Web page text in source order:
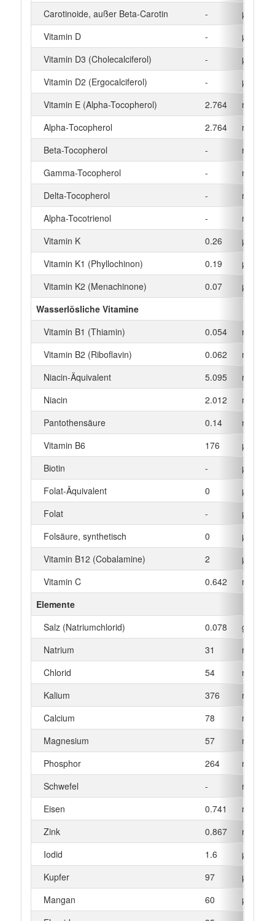
Carotinoide, außer Beta-Carotin
-
µg
Vitamin D
-
µg
Vitamin D3 (Cholecalciferol)
-
µg
Vitamin D2 (Ergocalciferol)
-
µg
Vitamin E (Alpha-Tocopherol)
2.764
mg
Alpha‑Tocopherol
2.764
mg
Beta-Tocopherol
-
mg
Gamma-Tocopherol
-
mg
Delta-Tocopherol
-
mg
Alpha-Tocotrienol
-
mg
Vitamin K
0.26
µg
Vitamin K1 (Phyllochinon)
0.19
µg
Vitamin K2 (Menachinone)
0.07
µg
Wasserlösliche Vitamine
Vitamin B1 (Thiamin)
0.054
mg
Vitamin B2 (Riboflavin)
0.062
mg
Niacin-Äquivalent
5.095
mg
Niacin
2.012
mg
Pantothensäure
0.14
mg
Vitamin B6
176
µg
Biotin
-
µg
Folat-Äquivalent
0
µg
Folat
-
µg
Folsäure, synthetisch
0
µg
Vitamin B12 (Cobalamine)
2
µg
Vitamin C
0.642
mg
Elemente
Salz (Natriumchlorid)
0.078
g
Natrium
31
mg
Chlorid
54
mg
Kalium
376
mg
Calcium
78
mg
Magnesium
57
mg
Phosphor
264
mg
Schwefel
-
mg
Eisen
0.741
mg
Zink
0.867
mg
Iodid
1.6
µg
Kupfer
97
µg
Mangan
60
µg